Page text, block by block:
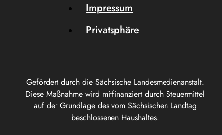
Gefördert durch die Sächsische Landesmedienanstalt.
Diese Maßnahme wird mitfinanziert durch Steuermittel
auf der Grundlage des vom Sächsischen Landtag
beschlossenen Haushaltes.
Impressum
Privatsphäre